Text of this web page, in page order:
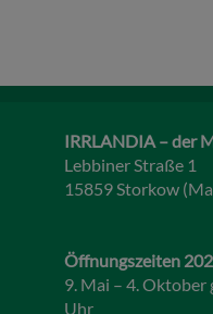
IRRLANDIA – der
Lebbiner Straße 1
15859 Storkow
Öffnungszeiten
9. Mai – 4. Oktober
Uhr